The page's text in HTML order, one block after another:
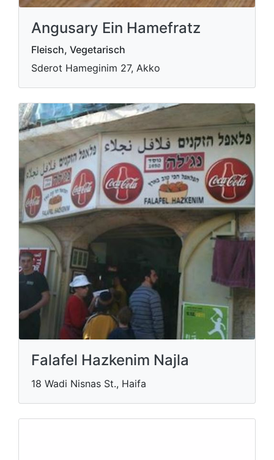
Angusary Ein Hamefratz
Fleisch, Vegetarisch
Sderot Hameginim 27, Akko
Falafel Hazkenim Najla
18 Wadi Nisnas St., Haifa